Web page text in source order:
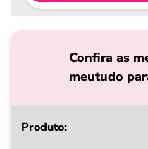
Confira as
meutudo
Produto